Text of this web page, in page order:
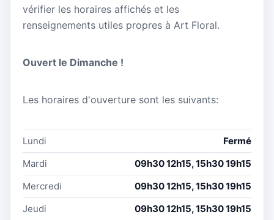
vérifier les horaires affichés et les
renseignements utiles propres à Art Floral.
Ouvert le Dimanche !
Les horaires d'ouverture sont les suivants:
Lundi
Fermé
Mardi
09h30 12h15, 15h30 19h15
Mercredi
09h30 12h15, 15h30 19h15
Jeudi
09h30 12h15, 15h30 19h15